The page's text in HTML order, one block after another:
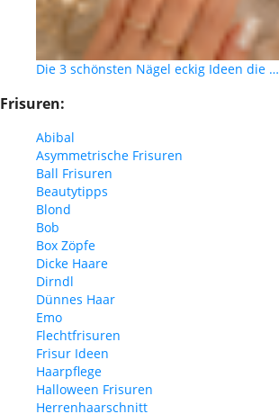
Die 3 schönsten Nägel eckig Ideen die …
Frisuren:
Abibal
Asymmetrische Frisuren
Ball Frisuren
Beautytipps
Blond
Bob
Box Zöpfe
Dicke Haare
Dirndl
Dünnes Haar
Emo
Flechtfrisuren
Frisur Ideen
Haarpflege
Halloween Frisuren
Herrenhaarschnitt